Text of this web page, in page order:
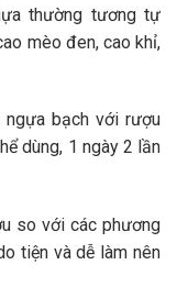
thường tương tự
mèo đen, cao khỉ,
ngựa bạch với rượu
dùng, 1 ngày 2 lần
so với các phương
tiện và dễ làm nên